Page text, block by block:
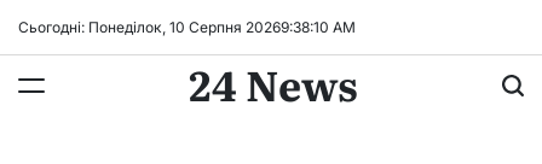
Сьогодні: Понеділок, 10 Серпня 20269:38:11 AM
24 News